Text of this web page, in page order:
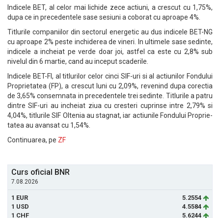
Indicele BET, al celor mai lichide zece actiuni, a crescut cu 1,75%,
dupa ce in precedentele sase sesiuni a coborat cu aproape 4%.
Titlurile companiilor din sectorul energetic au dus indicele BET-NG
cu aproape 2% peste inchiderea de vineri. In ultimele sase sedinte,
indicele a incheiat pe verde doar joi, astfel ca este cu 2,8% sub
nivelul din 6 martie, cand au inceput scaderile.
Indicele BET-FI, al titlurilor celor cinci SIF-uri si al actiunilor Fondului
Pro­prietatea (FP), a crescut luni cu 2,09%, revenind dupa corectia
de 3,65% consemnata in precedentele trei sedinte. Titlu­rile a patru
dintre SIF-uri au in­che­iat ziua cu cresteri cuprinse intre 2,79% si
4,04%, titlurile SIF Oltenia au stagnat, iar actiunile Fondului Proprie­
tatea au avan­sat cu 1,54%.
Continuarea, pe ZF
Curs oficial BNR
7.08.2026
1 EUR
5.2554
1 USD
4.5584
1 CHF
5.6244